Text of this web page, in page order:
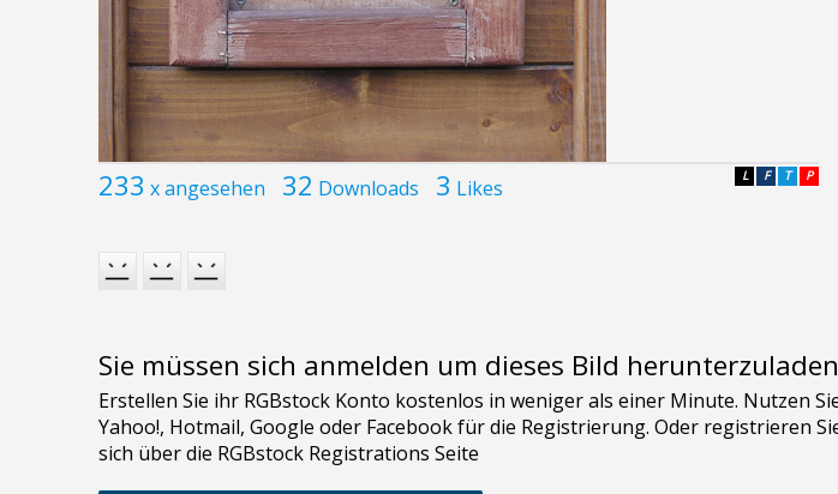
233 x angesehen 32 Downloads 3 Likes P
T
F
L
Sie müssen sich anmelden um dieses Bild herunterzuladen